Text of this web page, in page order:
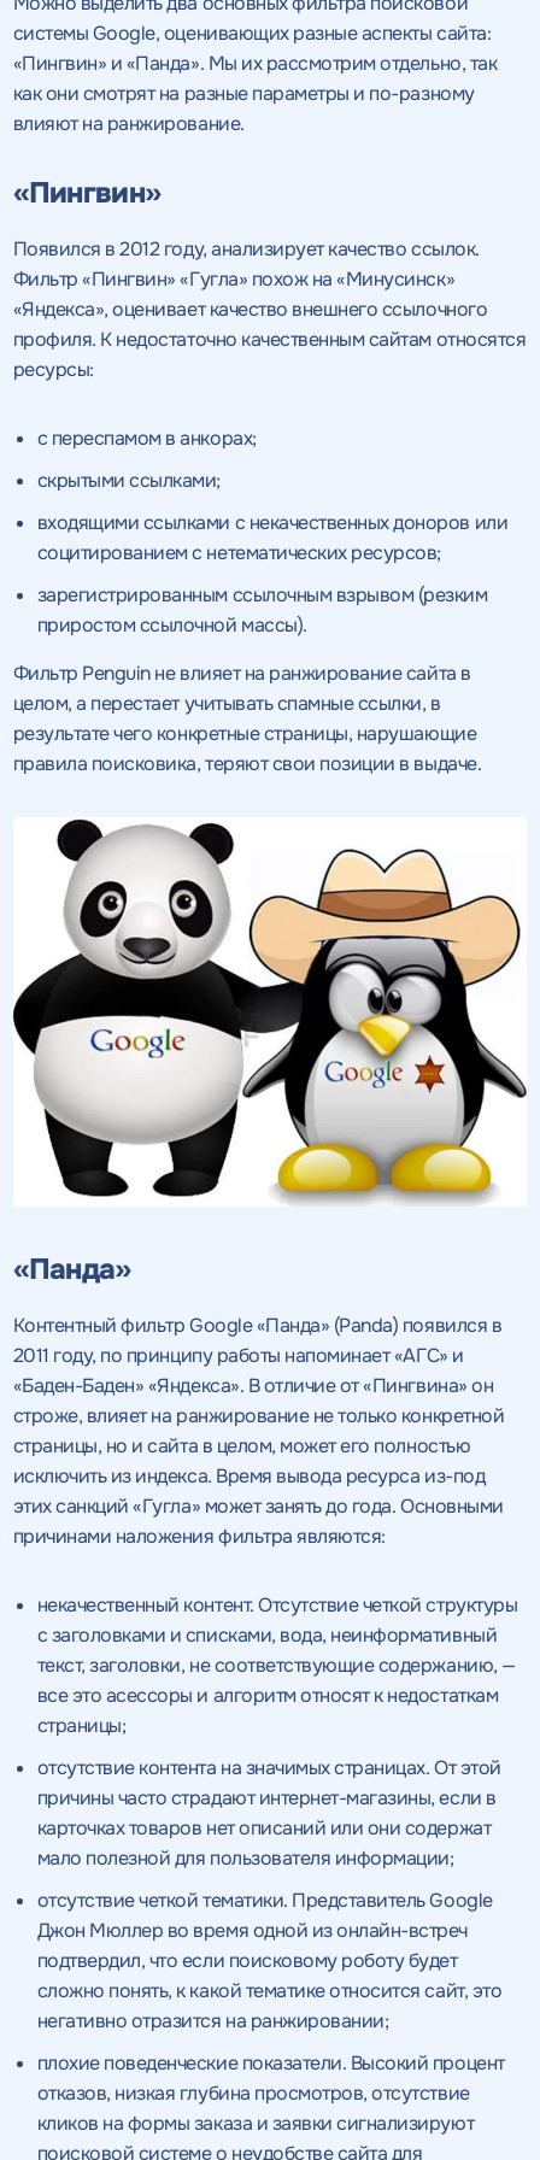
системы Google, оценивающих разные аспекты сайта:
«Пингвин» и «Панда». Мы их рассмотрим отдельно, так
как они смотрят на разные параметры и по-разному
влияют на ранжирование.
«Пингвин»
Появился в 2012 году, анализирует качество ссылок.
Фильтр «Пингвин» «Гугла» похож на «Минусинск»
«Яндекса», оценивает качество внешнего ссылочного
профиля. К недостаточно качественным сайтам относятся
ресурсы:
с переспамом в анкорах;
скрытыми ссылками;
входящими ссылками с некачественных доноров или
социтированием с нетематических ресурсов;
зарегистрированным ссылочным взрывом (резким
приростом ссылочной массы).
Фильтр Penguin не влияет на ранжирование сайта в
целом, а перестает учитывать спамные ссылки, в
результате чего конкретные страницы, нарушающие
правила поисковика, теряют свои позиции в выдаче.
«Панда»
Контентный фильтр Google «Панда» (Panda) появился в
2011 году, по принципу работы напоминает «АГС» и
«Баден-Баден» «Яндекса». В отличие от «Пингвина» он
строже, влияет на ранжирование не только конкретной
страницы, но и сайта в целом, может его полностью
исключить из индекса. Время вывода ресурса из-под
этих санкций «Гугла» может занять до года. Основными
причинами наложения фильтра являются:
некачественный контент. Отсутствие четкой структуры
с заголовками и списками, вода, неинформативный
текст, заголовки, не соответствующие содержанию, —
все это асессоры и алгоритм относят к недостаткам
страницы;
отсутствие контента на значимых страницах. От этой
причины часто страдают интернет-магазины, если в
карточках товаров нет описаний или они содержат
мало полезной для пользователя информации;
отсутствие четкой тематики. Представитель Google
Джон Мюллер во время одной из онлайн-встреч
подтвердил, что если поисковому роботу будет
сложно понять, к какой тематике относится сайт, это
негативно отразится на ранжировании;
плохие поведенческие показатели. Высокий процент
отказов, низкая глубина просмотров, отсутствие
кликов на формы заказа и заявки сигнализируют
поисковой системе о неудобстве сайта для
Получить
качественный
SEO - аудит
Вместе с аудитом
Отклик на вакансию
Укажите ваш номер телефона и мы свяжемся с
вами в ближайшее время
Воспользоваться
предложением
Укажите ваш номер телефона